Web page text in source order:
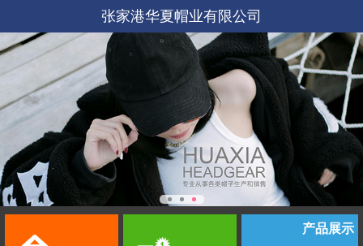
张家港华夏帽业有限公司
产品展示